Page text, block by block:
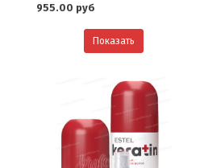
955.00 руб
Показать